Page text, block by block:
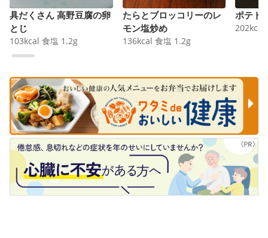
具だくさん 高野豆腐の卵
とじ
103kcal 食塩 1.2g
たらとブロッコリーのレ
モン塩炒め
136kcal 食塩 1.2g
ポテト
202kcal